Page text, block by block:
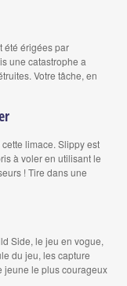
été érigées par
une catastrophe a
Votre tâche, en
limace. Slippy est
à voler en utilisant le
! Tire dans une
Side, le jeu en vogue,
du jeu, les capture
jeune le plus courageux